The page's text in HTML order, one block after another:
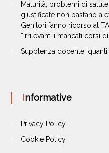
Maturità, problemi di
giustificate non bastano a
Genitori fanno ricorso al
“Irrilevanti i mancati corsi
Supplenza docente: quanti
Informative
Privacy Policy
Cookie Policy